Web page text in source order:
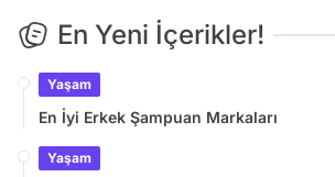
En Yeni İçerikler!
Yaşam
En İyi Erkek Şampuan Markaları
Yaşam